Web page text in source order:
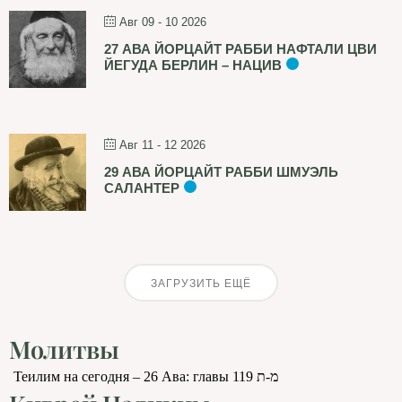
Авг 09 - 10 2026
27 АВА ЙОРЦАЙТ РАББИ НАФТАЛИ ЦВИ
ЙЕГУДА БЕРЛИН – НАЦИВ
Авг 11 - 12 2026
29 АВА ЙОРЦАЙТ РАББИ ШМУЭЛЬ
САЛАНТЕР
ЗАГРУЗИТЬ ЕЩЁ
Молитвы
Теилим на сегодня – 26 Ава: главы 119 מ-ת